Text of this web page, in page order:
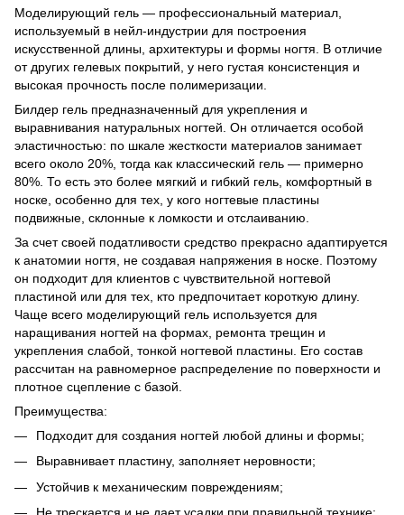
Моделирующий гель — профессиональный материал,
используемый в нейл-индустрии для построения
искусственной длины, архитектуры и формы ногтя. В отличие
от других гелевых покрытий, у него густая консистенция и
высокая прочность после полимеризации.
Билдер гель предназначенный для укрепления и
выравнивания натуральных ногтей. Он отличается особой
эластичностью: по шкале жесткости материалов занимает
всего около 20%, тогда как классический гель — примерно
80%. То есть это более мягкий и гибкий гель, комфортный в
носке, особенно для тех, у кого ногтевые пластины
подвижные, склонные к ломкости и отслаиванию.
За счет своей податливости средство прекрасно адаптируется
к анатомии ногтя, не создавая напряжения в носке. Поэтому
он подходит для клиентов с чувствительной ногтевой
пластиной или для тех, кто предпочитает короткую длину.
Чаще всего моделирующий гель используется для
наращивания ногтей на формах, ремонта трещин и
укрепления слабой, тонкой ногтевой пластины. Его состав
рассчитан на равномерное распределение по поверхности и
плотное сцепление с базой.
Преимущества:
Подходит для создания ногтей любой длины и формы;
Выравнивает пластину, заполняет неровности;
Устойчив к механическим повреждениям;